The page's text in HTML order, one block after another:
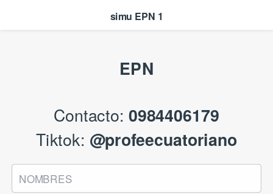
EPN
Contacto: 0984406179
Tiktok: @profeecuatoriano
NOMBRES
simu EPN 1